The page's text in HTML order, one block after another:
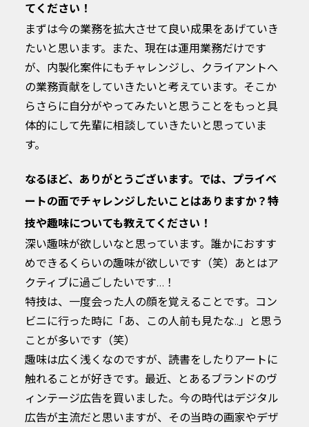
てください！
まずは今の業務を拡大させて良い成果をあげていき
たいと思います。また、現在は運用業務だけです
が、内製化案件にもチャレンジし、クライアントへ
の業務貢献をしていきたいと考えています。そこか
らさらに自分がやってみたいと思うことをもっと具
体的にして先輩に相談していきたいと思っていま
す。
なるほど、ありがとうございます。では、プライベ
ートの面でチャレンジしたいことはありますか？特
技や趣味についても教えてください！
深い趣味が欲しいなと思っています。誰かにおすす
めできるくらいの趣味が欲しいです（笑）あとはア
クティブに過ごしたいです…！
特技は、一度会った人の顔を覚えることです。コン
ビニに行った時に「あ、この人前も見たな..」と思う
ことが多いです（笑）
趣味は広く浅くなのですが、読書をしたりアートに
触れることが好きです。最近、とあるブランドのヴ
ィンテージ広告を買いました。今の時代はデジタル
広告が主流だと思いますが、その当時の画家やデザ